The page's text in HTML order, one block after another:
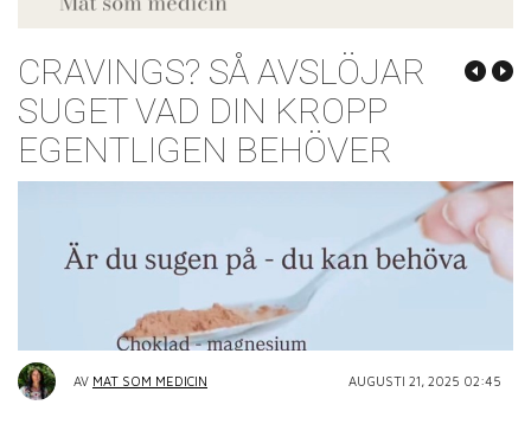
CRAVINGS? SÅ AVSLÖJAR
SUGET VAD DIN KROPP
EGENTLIGEN BEHÖVER
AV MAT SOM MEDICIN AUGUSTI 21, 2025 02:45